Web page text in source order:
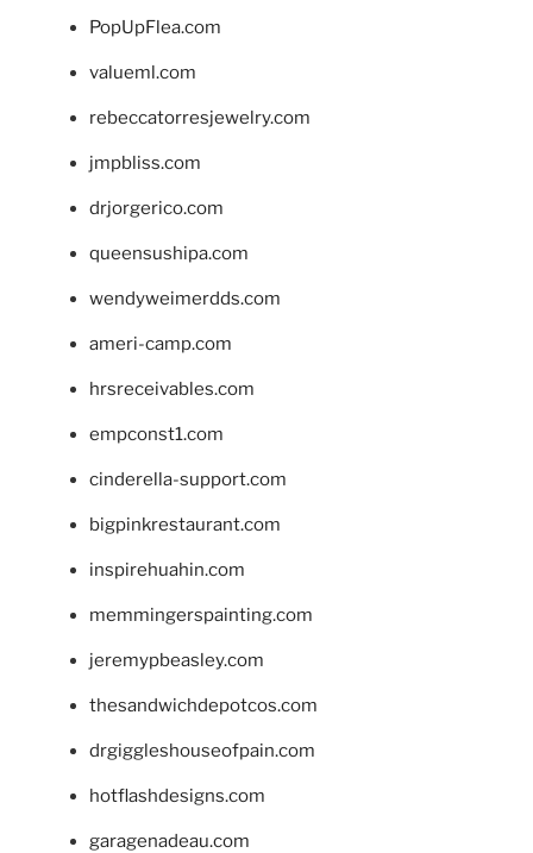
PopUpFlea.com
valueml.com
rebeccatorresjewelry.com
jmpbliss.com
drjorgerico.com
queensushipa.com
wendyweimerdds.com
ameri-camp.com
hrsreceivables.com
empconst1.com
cinderella-support.com
bigpinkrestaurant.com
inspirehuahin.com
memmingerspainting.com
jeremypbeasley.com
thesandwichdepotcos.com
drgiggleshouseofpain.com
hotflashdesigns.com
garagenadeau.com